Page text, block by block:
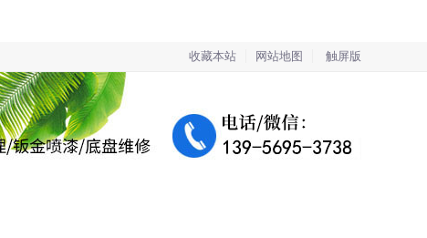
收藏本站 网站地图 触屏版